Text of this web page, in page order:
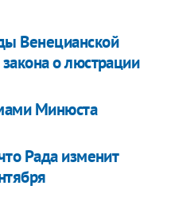
Венецианской
о люстрации
Минюста
Рада изменит